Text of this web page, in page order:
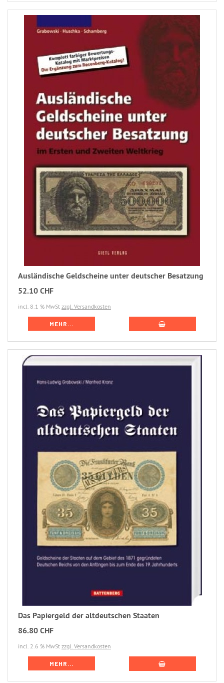
Ausländische Geldscheine unter deutscher Besatzung
52.10 CHF
incl. 8.1 % MwSt zzgl. Versandkosten
MEHR...
Das Papiergeld der altdeutschen Staaten
86.80 CHF
incl. 2.6 % MwSt zzgl. Versandkosten
MEHR...